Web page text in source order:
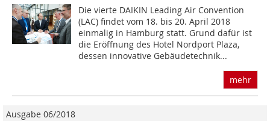
Die vierte DAIKIN Leading Air Convention
(LAC) findet vom 18. bis 20. April 2018
einmalig in Hamburg statt. Grund dafür ist
die Eröffnung des Hotel Nordport Plaza,
dessen innovative Gebäudetechnik...
mehr
Ausgabe 06/2018